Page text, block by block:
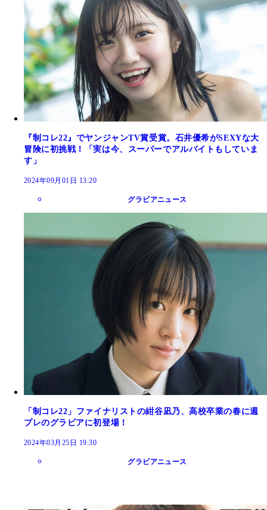
『制コレ22』でヤンジャンTV賞受賞。石井優希がSEXYな大
冒険に初挑戦！「実は今、スーパーでアルバイトもしていま
す」
2024年09月01日 13:20
グラビアニュース
「制コレ22」ファイナリストの紺谷凪乃、高校卒業の春に週
プレのグラビアに初登場！
2024年03月25日 19:30
グラビアニュース